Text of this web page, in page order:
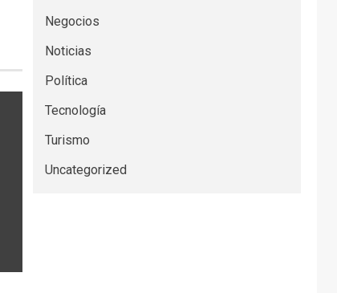
Negocios
Noticias
Política
Tecnología
Turismo
Uncategorized